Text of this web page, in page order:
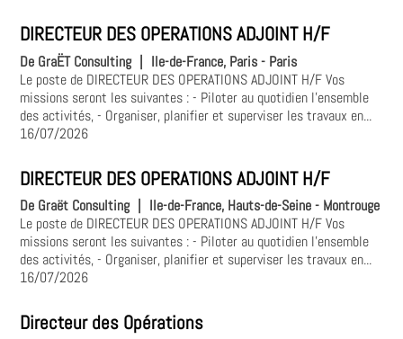
DIRECTEUR DES OPERATIONS ADJOINT H/F
De GraËT Consulting | Ile-de-France, Paris - Paris
Le poste de DIRECTEUR DES OPERATIONS ADJOINT H/F Vos
missions seront les suivantes : - Piloter au quotidien l'ensemble
des activités, - Organiser, planifier et superviser les travaux en...
16/07/2026
DIRECTEUR DES OPERATIONS ADJOINT H/F
De Graët Consulting
Ile-de-France, Hauts-de-Seine - Montrouge
Le poste de DIRECTEUR DES OPERATIONS ADJOINT H/F Vos
missions seront les suivantes : - Piloter au quotidien l'ensemble
des activités, - Organiser, planifier et superviser les travaux en...
16/07/2026
Directeur des Opérations